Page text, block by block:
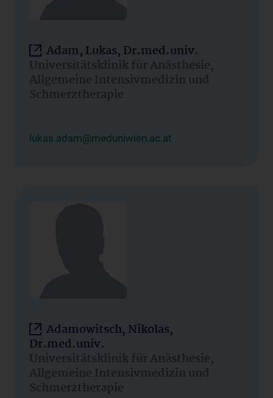
Adam, Lukas, Dr.med.univ.
Universitätsklinik für Anästhesie,
Allgemeine Intensivmedizin und
Schmerztherapie
lukas.adam@meduniwien.ac.at
Adamowitsch, Nikolas,
Dr.med.univ.
Universitätsklinik für Anästhesie,
Allgemeine Intensivmedizin und
Schmerztherapie